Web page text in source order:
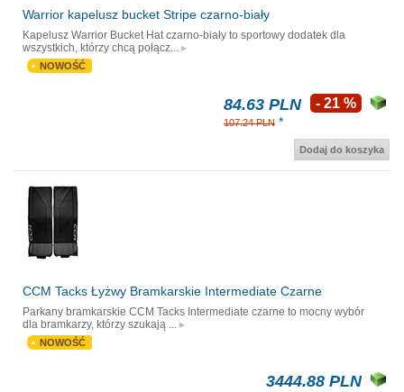
Warrior kapelusz bucket Stripe czarno-biały
Kapelusz Warrior Bucket Hat czarno-biały to sportowy dodatek dla
wszystkich, którzy chcą połącz...
NOWOŚĆ
84.63 PLN
107.24 PLN *
- 21 %
Dodaj do koszyka
CCM Tacks Łyżwy Bramkarskie Intermediate Czarne
Parkany bramkarskie CCM Tacks Intermediate czarne to mocny wybór
dla bramkarzy, którzy szukają ...
NOWOŚĆ
3444.88 PLN